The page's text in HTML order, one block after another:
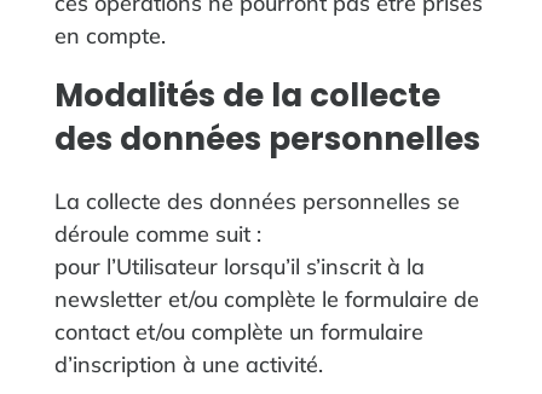
en compte.
Modalités de la collecte
des données personnelles‍
La collecte des données personnelles se
déroule comme suit :
pour l’Utilisateur lorsqu’il s’inscrit à la
newsletter et/ou complète le formulaire de
contact et/ou complète un formulaire
d’inscription à une activité.